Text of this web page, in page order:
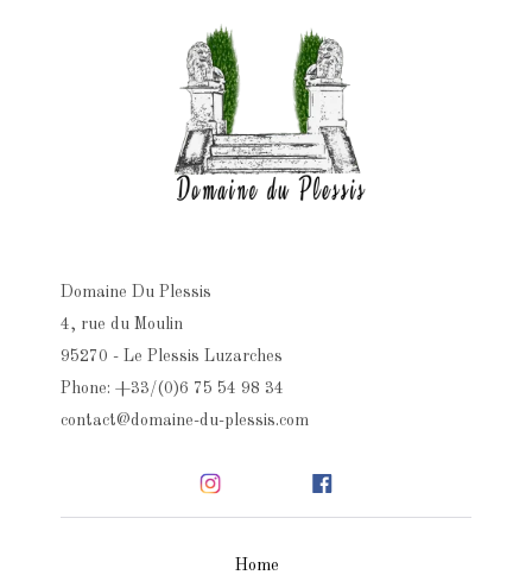
Domaine Du Plessis
4, rue du Moulin
95270 - Le Plessis Luzarches
Phone: +33/(0)6 75 54 98 34
contact@domaine-du-plessis.com
Home